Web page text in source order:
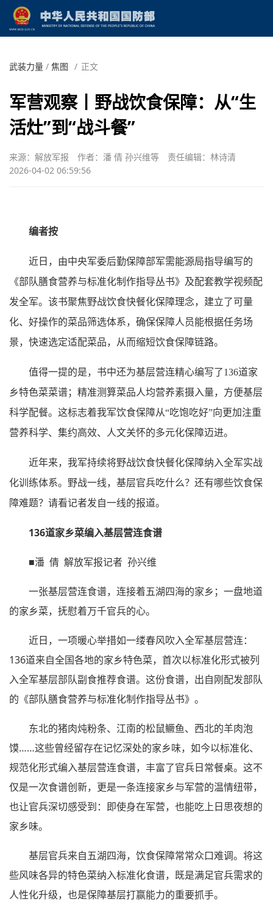
武装力量 / 焦图 / 正文
军营观察丨野战饮食保障：从“生
活灶”到“战斗餐”
来源：解放军报 作者：潘 倩 孙兴维等
责任编辑：林诗清
2026-04-02 06:59:56
编者按
近日，由中央军委后勤保障部军需能源局指导编写的
《部队膳食营养与标准化制作指导丛书》及配套教学视频配
发全军。该书聚焦野战饮食快餐化保障理念，建立了可量
化、好操作的菜品筛选体系，确保保障人员能根据任务场
景，快速选定适配菜品，从而缩短饮食保障链路。
值得一提的是，书中还为基层营连精心编写了136道家
乡特色菜菜谱；精准测算菜品人均营养素摄入量，方便基层
科学配餐。这标志着我军饮食保障从“吃饱吃好”向更加注重
营养科学、集约高效、人文关怀的多元化保障迈进。
近年来，我军持续将野战饮食快餐化保障纳入全军实战
化训练体系。野战一线，基层官兵吃什么？还有哪些饮食保
障难题？请看记者发自一线的报道。
136道家乡菜编入基层营连食谱
■潘 倩 解放军报记者 孙兴维
一张基层营连食谱，连接着五湖四海的家乡；一盘地道
的家乡菜，抚慰着万千官兵的心。
近日，一项暖心举措如一缕春风吹入全军基层营连：
136道来自全国各地的家乡特色菜，首次以标准化形式被列
入全军基层部队副食推荐食谱。这份食谱，出自刚配发部队
的《部队膳食营养与标准化制作指导丛书》。
东北的猪肉炖粉条、江南的松鼠鳜鱼、西北的羊肉泡
馍……这些曾经留存在记忆深处的家乡味，如今以标准化、
规范化形式编入基层营连食谱，丰富了官兵日常餐桌。这不
仅是一次食谱创新，更是一条连接家乡与军营的温情纽带，
也让官兵深切感受到：即使身在军营，也能吃上日思夜想的
家乡味。
基层官兵来自五湖四海，饮食保障常常众口难调。将这
些风味各异的特色菜纳入标准化食谱，既是满足官兵需求的
人性化升级，也是保障基层打赢能力的重要抓手。